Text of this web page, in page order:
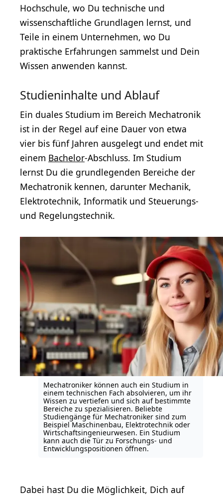
Hochschule, wo Du technische und
wissenschaftliche Grundlagen lernst, und
Teile in einem Unternehmen, wo Du
praktische Erfahrungen sammelst und Dein
Wissen anwenden kannst.
Studieninhalte und Ablauf
Ein duales Studium im Bereich Mechatronik
ist in der Regel auf eine Dauer von etwa
vier bis fünf Jahren ausgelegt und endet mit
einem Bachelor-Abschluss. Im Studium
lernst Du die grundlegenden Bereiche der
Mechatronik kennen, darunter Mechanik,
Elektrotechnik, Informatik und Steuerungs-
und Regelungstechnik.
Mechatroniker können auch ein Studium in
einem technischen Fach absolvieren, um ihr
Wissen zu vertiefen und sich auf bestimmte
Bereiche zu spezialisieren. Beliebte
Studiengänge für Mechatroniker sind zum
Beispiel Maschinenbau, Elektrotechnik oder
Wirtschaftsingenieurwesen. Ein Studium
kann auch die Tür zu Forschungs- und
Entwicklungspositionen öffnen.
Dabei hast Du die Möglichkeit, Dich auf